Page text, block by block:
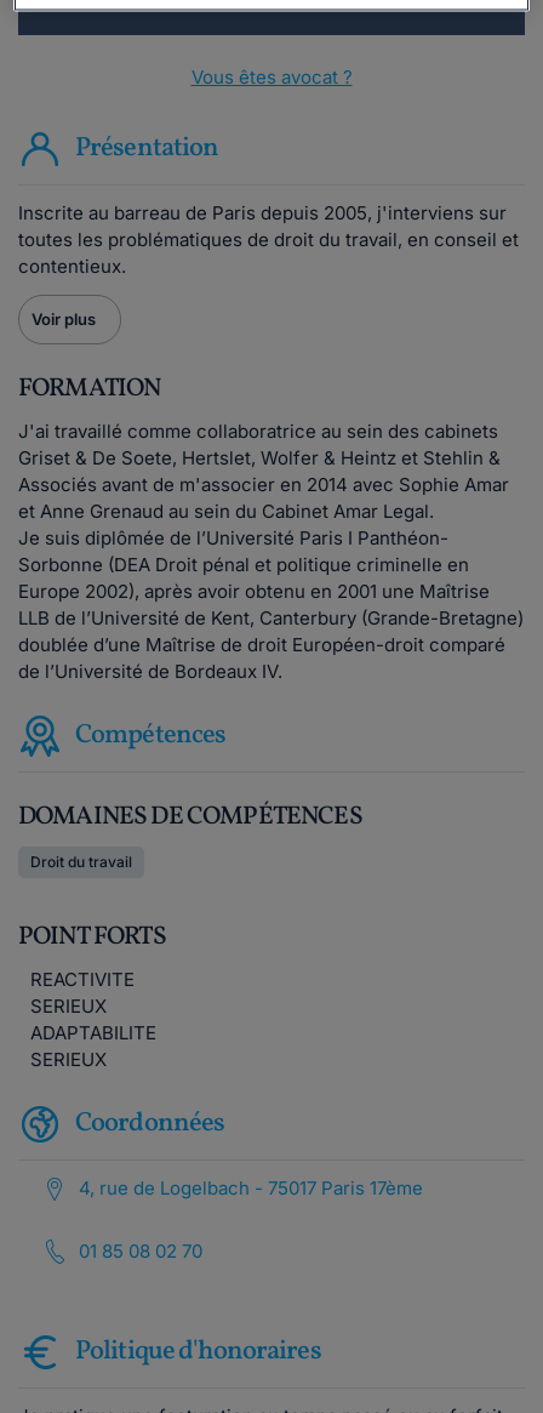
Vous êtes avocat ?
Présentation
Inscrite au barreau de Paris depuis 2005, j'interviens sur
toutes les problématiques de droit du travail, en conseil et
contentieux.
Voir plus
FORMATION
J'ai travaillé comme collaboratrice au sein des cabinets
Griset & De Soete, Hertslet, Wolfer & Heintz et Stehlin &
Associés avant de m'associer en 2014 avec Sophie Amar
et Anne Grenaud au sein du Cabinet Amar Legal.
Je suis diplômée de l’Université Paris I Panthéon-
Sorbonne (DEA Droit pénal et politique criminelle en
Europe 2002), après avoir obtenu en 2001 une Maîtrise
LLB de l’Université de Kent, Canterbury (Grande-Bretagne)
doublée d’une Maîtrise de droit Européen-droit comparé
de l’Université de Bordeaux IV.
Compétences
DOMAINES DE COMPÉTENCES
Droit du travail
POINT FORTS
REACTIVITE
SERIEUX
ADAPTABILITE
SERIEUX
Coordonnées
4, rue de Logelbach - 75017 Paris 17ème
01 85 08 02 70
Politique d'honoraires